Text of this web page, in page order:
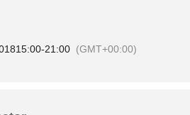
Uhr: Abmarsch zum Bozner
Uhr: Heilige Messe mit
15:00-21:00 (GMT+00:00)